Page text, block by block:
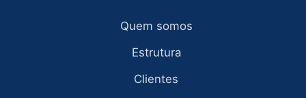
Quem somos
Estrutura
Clientes